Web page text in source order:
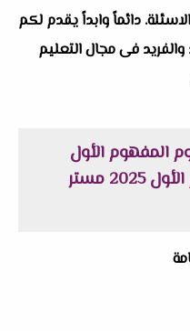
دائماً وابداً يقدم لكم
والفريد فى مجال التعليم
المفهوم الأول
للصف الرابع الإبتدائي الترم الأول 2025 مستر